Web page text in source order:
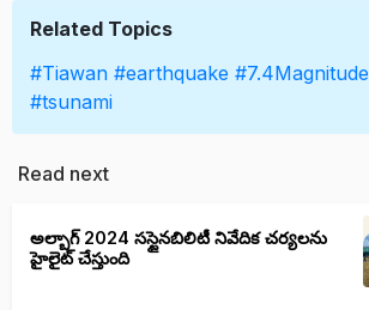
Related Topics
#Tiawan #earthquake #7.4Magnitude
#tsunami
Read next
అల్బాగ్ 2024 సస్టైనబిలిటీ నివేదిక చర్యలను
హైలైట్ చేస్తుంది